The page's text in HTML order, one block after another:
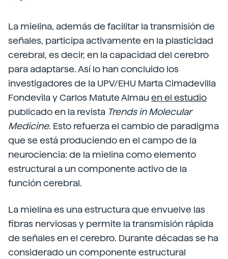
La mielina, además de facilitar la transmisión de
señales, participa activamente en la plasticidad
cerebral, es decir, en la capacidad del cerebro
para adaptarse. Así lo han concluido los
investigadores de la UPV/EHU Marta Cimadevilla
Fondevila y Carlos Matute Almau en el estudio
publicado en la revista Trends in Molecular
Medicine. Esto refuerza el cambio de paradigma
que se está produciendo en el campo de la
neurociencia: de la mielina como elemento
estructural a un componente activo de la
función cerebral.
La mielina es una estructura que envuelve las
fibras nerviosas y permite la transmisión rápida
de señales en el cerebro. Durante décadas se ha
considerado un componente estructural